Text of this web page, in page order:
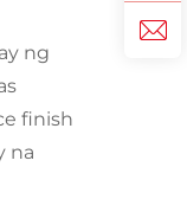
ng
finish
na